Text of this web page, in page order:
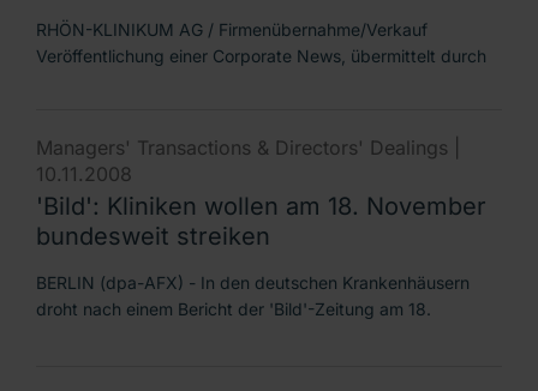
RHÖN-KLINIKUM AG / Firmenübernahme/Verkauf
Veröffentlichung einer Corporate News, übermittelt durch
Managers' Transactions & Directors' Dealings |
10.11.2008
'Bild': Kliniken wollen am 18. November
bundesweit streiken
BERLIN (dpa-AFX) - In den deutschen Krankenhäusern
droht nach einem Bericht der 'Bild'-Zeitung am 18.